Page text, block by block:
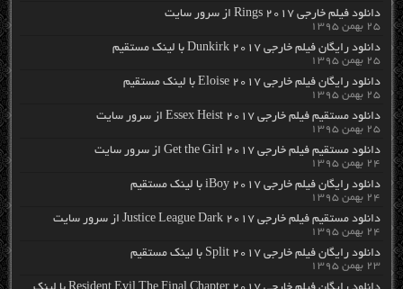
دانلود فیلم خارجی Rings 2017 از سرور سایت
۲۵ بهمن ۱۳۹۵
دانلود رایگان فیلم خارجی Dunkirk 2017 با لینک مستقیم
۲۵ بهمن ۱۳۹۵
دانلود رایگان فیلم خارجی Eloise 2017 با لینک مستقیم
۲۵ بهمن ۱۳۹۵
دانلود مستقیم فیلم خارجی Essex Heist 2017 از سرور سایت
۲۵ بهمن ۱۳۹۵
دانلود مستقیم فیلم خارجی Get the Girl 2017 از سرور سایت
۲۴ بهمن ۱۳۹۵
دانلود رایگان فیلم خارجی iBoy 2017 با لینک مستقیم
۲۴ بهمن ۱۳۹۵
دانلود مستقیم فیلم خارجی Justice League Dark 2017 از سرور سایت
۲۴ بهمن ۱۳۹۵
دانلود رایگان فیلم خارجی Split 2017 با لینک مستقیم
۲۳ بهمن ۱۳۹۵